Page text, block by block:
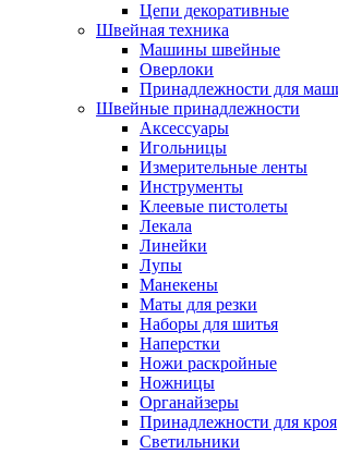
Цепи декоративные
Швейная техника
Машины швейные
Оверлоки
Принадлежности для
Швейные принадлежности
Аксессуары
Игольницы
Измерительные ленты
Инструменты
Клеевые пистолеты
Лекала
Линейки
Лупы
Манекены
Маты для резки
Наборы для шитья
Наперстки
Ножи раскройные
Ножницы
Органайзеры
Принадлежности для кроя
Светильники